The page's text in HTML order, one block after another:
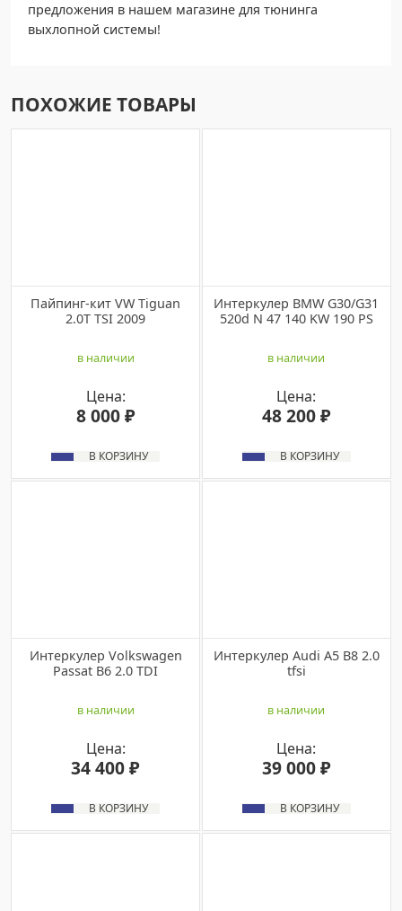
предложения в нашем магазине для тюнинга
выхлопной системы!
ПОХОЖИЕ ТОВАРЫ
Пайпинг-кит VW Tiguan
2.0T TSI 2009
в наличии
Цена:
8 000 ₽
В КОРЗИНУ
Интеркулер BMW G30/G31
520d N 47 140 KW 190 PS
в наличии
Цена:
48 200 ₽
В КОРЗИНУ
Интеркулер Volkswagen
Passat B6 2.0 TDI
в наличии
Цена:
34 400 ₽
В КОРЗИНУ
Интеркулер Audi A5 B8 2.0
tfsi
в наличии
Цена:
39 000 ₽
В КОРЗИНУ